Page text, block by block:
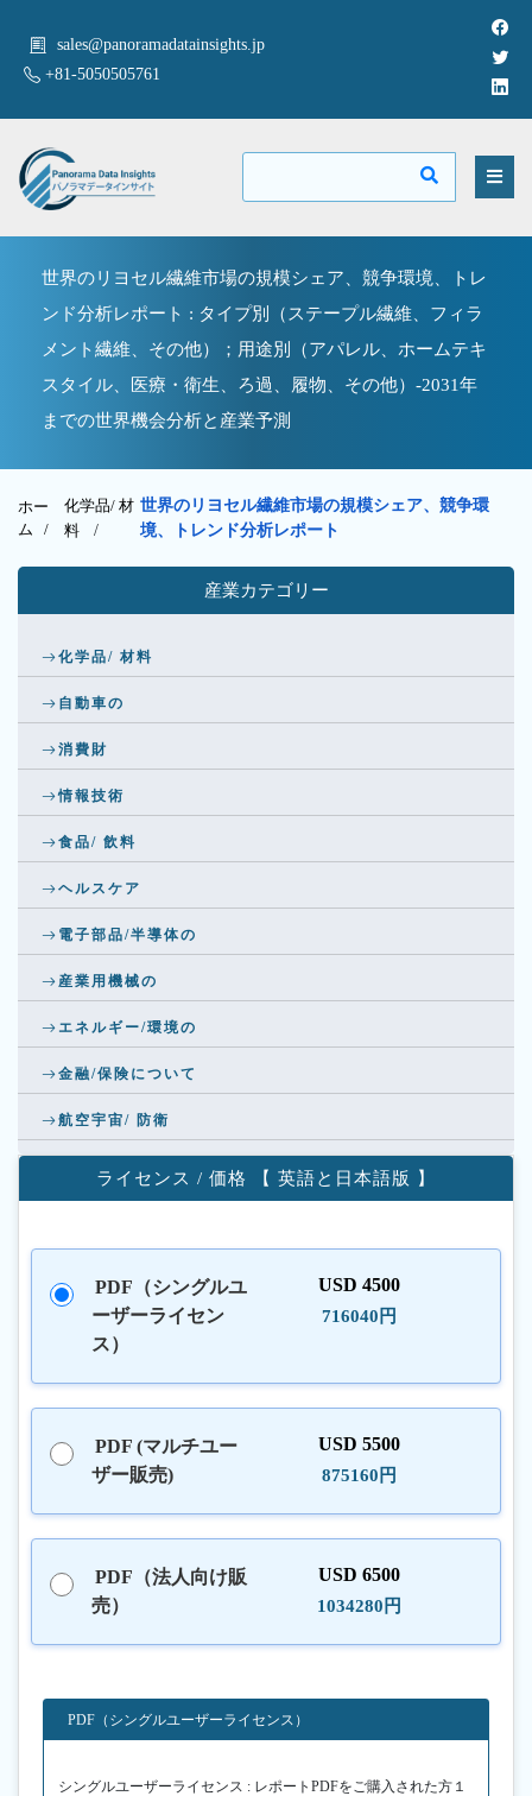
sales@panoramadatainsights.jp
+81-5050505761
世界のリヨセル繊維市場の規模シェア、競争環境、トレ
ンド分析レポート : タイプ別（ステープル繊維、フィラ
メント繊維、その他）；用途別（アパレル、ホームテキ
スタイル、医療・衛生、ろ過、履物、その他）-2031年
までの世界機会分析と産業予測
ホー
ム /
化学品/ 材
料/
世界のリヨセル繊維市場の規模シェア、競争環
境、トレンド分析レポート
産業カテゴリー
化学品/ 材料
自動車の
消費財
情報技術
食品/ 飲料
ヘルスケア
電子部品/半導体の
産業用機械の
エネルギー/環境の
金融/保険について
航空宇宙/ 防衛
ライセンス / 価格 【 英語と日本語版 】
PDF（シングルユ
ーザーライセン
ス）
USD 4500
716040円
PDF (マルチユー
ザー販売)
USD 5500
875160円
PDF（法人向け販
売）
USD 6500
1034280円
PDF（シングルユーザーライセンス）
シングルユーザーライセンス : レポートPDFをご購入された方１